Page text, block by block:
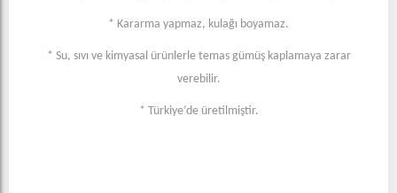
* Kararma yapmaz, kulağı boyamaz.
* Su, sıvı ve kimyasal ürünlerle temas gümüş kaplamaya zarar
verebilir.
* Türkiye’de üretilmiştir.